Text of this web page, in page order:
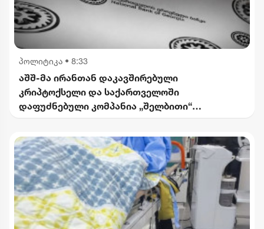
პოლიტიკა • 8:33
აშშ-მა ირანთან დაკავშირებული
კრიპტოქსელი და საქართველოში
დაფუძნებული კომპანია „შელბითი“